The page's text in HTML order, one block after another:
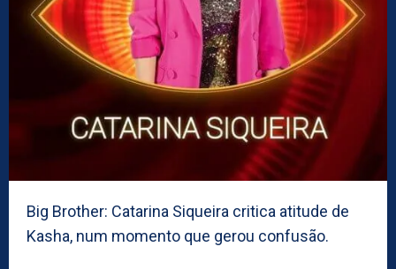
Big Brother: Catarina Siqueira critica atitude de
Kasha, num momento que gerou confusão.